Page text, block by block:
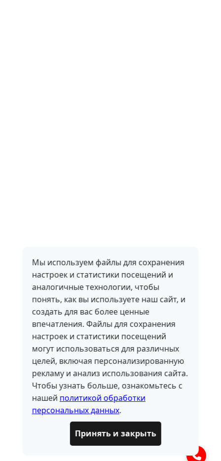
Мы используем файлы для сохранения
настроек и статистики посещений и
аналогичные технологии, чтобы
понять, как вы используете наш сайт, и
создать для вас более ценные
впечатления. Файлы для сохранения
настроек и статистики посещений
могут использоваться для различных
целей, включая персонализированную
рекламу и анализ использования сайта.
Чтобы узнать больше, ознакомьтесь с
нашей политикой обработки
персональных данных.
Принять и закрыть